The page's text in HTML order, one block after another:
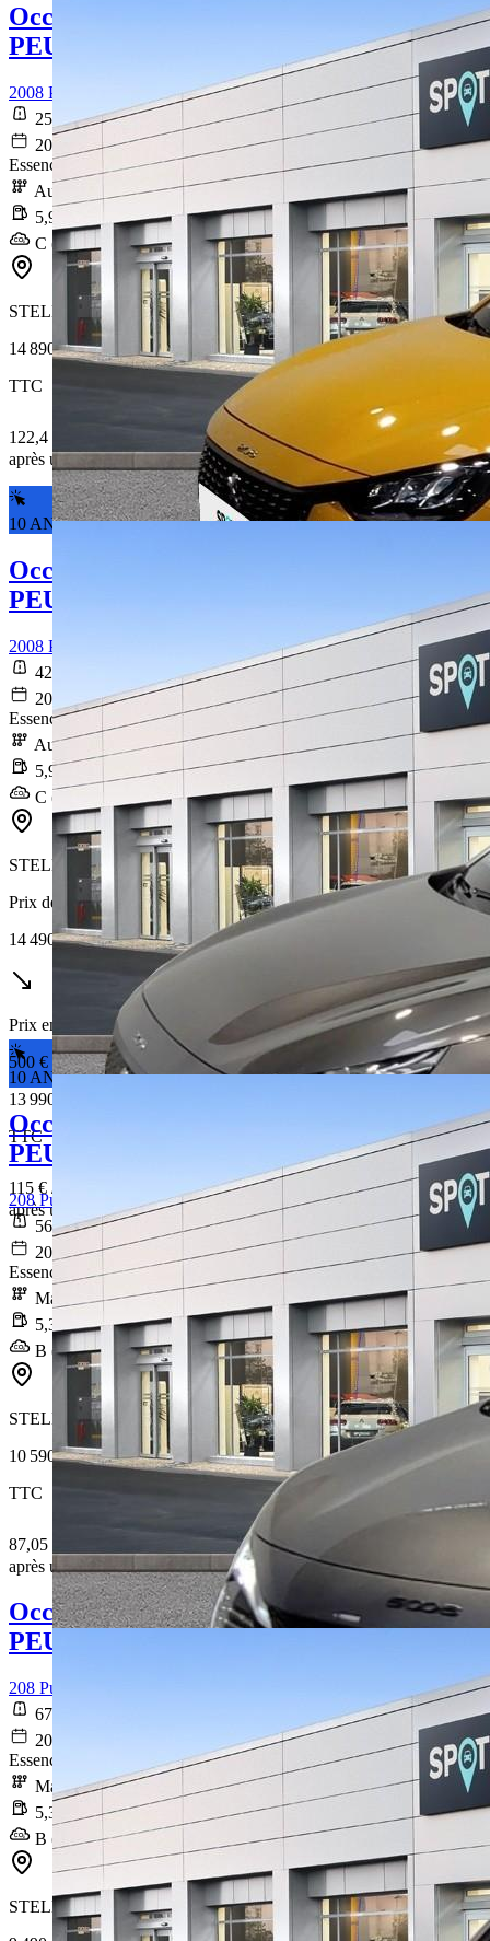
Occasion
PEUGEOT 2008
2008 PureTech 130 S&S EAT8 Style
25 874 km
2021-12-22
Essence sans plomb
Automatique
5,9 l/100km
C (134 g/km)
STELLANTIS &YOU NANTES EST
14 890 €
TTC
122,4 € /Mois
après un premier loyer de 4 467 €
10 ANS DE GARANTIE*
Occasion
PEUGEOT 2008
2008 PureTech 130 S&S EAT8 Style
42 775 km
2021-12-08
Essence sans plomb
Automatique
5,9 l/100km
C (134 g/km)
STELLANTIS &YOU NANTES REZE
Prix de vente
14 490 €
Prix en baisse
500 €
13 990 €
TTC
115 € /Mois
après un premier loyer de 4 197 €
10 ANS DE GARANTIE*
Occasion
PEUGEOT 208
208 PureTech 100 S&S BVM6 Style
56 038 km
2021-12-21
Essence sans plomb
Manuelle
5,3 l/100km
B (118 g/km)
STELLANTIS &YOU ORVAULT
10 590 €
TTC
87,05 € /Mois
après un premier loyer de 3 177 €
Occasion
PEUGEOT 208
208 PureTech 75 S&S BVM5 Like
67 677 km
2021-10-28
Essence sans plomb
Manuelle
5,3 l/100km
B (119 g/km)
STELLANTIS &YOU NANTES REZE